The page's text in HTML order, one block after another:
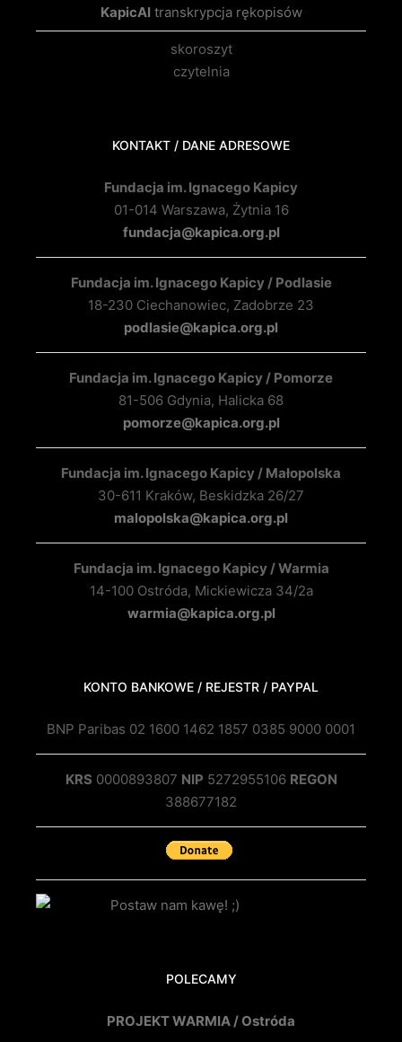
KapicAItranskrypcja rękopisów
skoroszyt
czytelnia
KONTAKT / DANE ADRESOWE
Fundacja im. Ignacego Kapicy
01-014 Warszawa, Żytnia 16
fundacja@kapica.org.pl
Fundacja im. Ignacego Kapicy / Podlasie
18-230 Ciechanowiec, Zadobrze 23
podlasie@kapica.org.pl
Fundacja im. Ignacego Kapicy / Pomorze
81-506 Gdynia, Halicka 68
pomorze@kapica.org.pl
Fundacja im. Ignacego Kapicy / Małopolska
30-611 Kraków, Beskidzka 26/27
malopolska@kapica.org.pl
Fundacja im. Ignacego Kapicy / Warmia
14-100 Ostróda, Mickiewicza 34/2a
warmia@kapica.org.pl
KONTO BANKOWE / REJESTR / PAYPAL
BNP Paribas 02 1600 1462 1857 0385 9000 0001
KRS 0000893807 NIP 5272955106 REGON
388677182
POLECAMY
PROJEKT WARMIA / Ostróda